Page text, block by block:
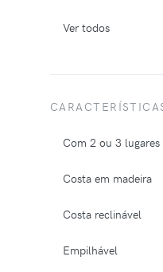
Ver todos
Com 2 ou 3 lugares
Costa em madeira
Costa reclinável
Empilhável